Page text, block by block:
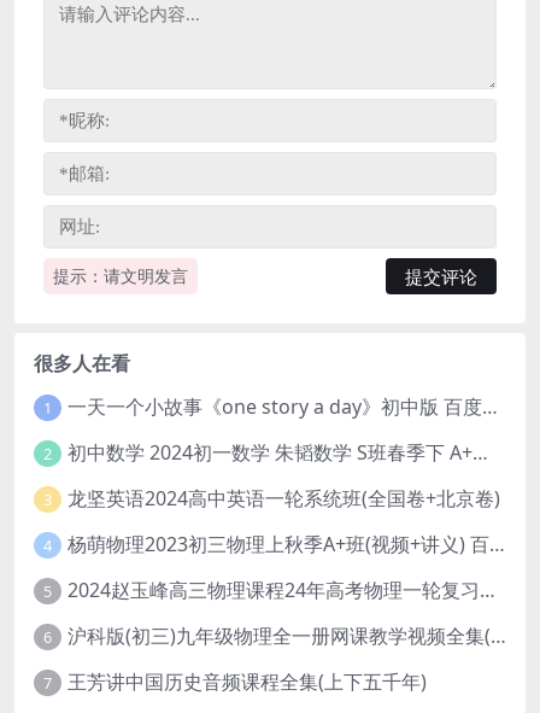
提示：请文明发言
很多人在看
1 一天一个小故事《one story a day》初中版 百度网盘分享下载
2 初中数学 2024初一数学 朱韬数学 S班春季下 A+班春季下 百度云网盘
3 龙坚英语2024高中英语一轮系统班(全国卷+北京卷)
4 杨萌物理2023初三物理上秋季A+班(视频+讲义) 百度网盘分享
5 2024赵玉峰高三物理课程24年高考物理一轮复习网课教程
6 沪科版(初三)九年级物理全一册网课教学视频全集(录播版 杜春雨 66讲)
7 王芳讲中国历史音频课程全集(上下五千年)